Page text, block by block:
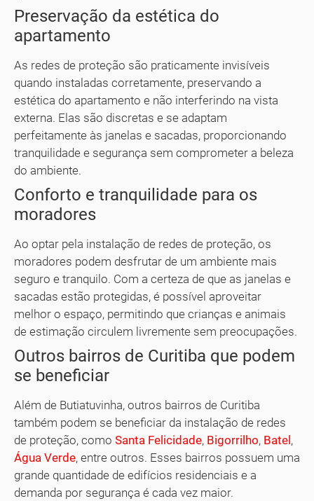
Preservação da estética do
apartamento
As redes de proteção são praticamente invisíveis
quando instaladas corretamente, preservando a
estética do apartamento e não interferindo na vista
externa. Elas são discretas e se adaptam
perfeitamente às janelas e sacadas, proporcionando
tranquilidade e segurança sem comprometer a beleza
do ambiente.
Conforto e tranquilidade para os
moradores
Ao optar pela instalação de redes de proteção, os
moradores podem desfrutar de um ambiente mais
seguro e tranquilo. Com a certeza de que as janelas e
sacadas estão protegidas, é possível aproveitar
melhor o espaço, permitindo que crianças e animais
de estimação circulem livremente sem preocupações.
Outros bairros de Curitiba que podem
se beneficiar
Além de Butiatuvinha, outros bairros de Curitiba
também podem se beneficiar da instalação de redes
de proteção, como Santa Felicidade, Bigorrilho, Batel ,
Água Verde, entre outros. Esses bairros possuem uma
grande quantidade de edifícios residenciais e a
demanda por segurança é cada vez maior.